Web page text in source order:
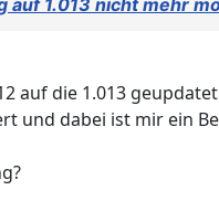
auf die 1.013
und dabei ist mir ein